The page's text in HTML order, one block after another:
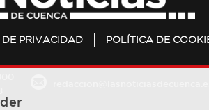
DE PRIVACIDAD POLÍTICA DE